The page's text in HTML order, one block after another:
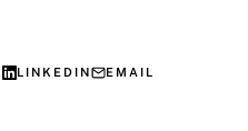
LINKEDIN EMAIL